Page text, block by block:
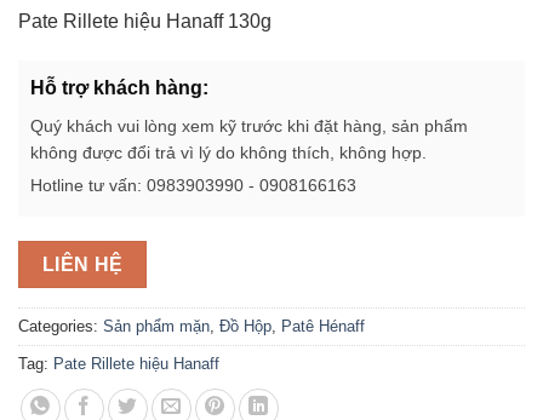
Pate Rillete hiệu Hanaff 130g
Hỗ trợ khách hàng:
Quý khách vui lòng xem kỹ trước khi đặt hàng, sản phẩm
không được đổi trả vì lý do không thích, không hợp.
Hotline tư vấn: 0983903990 - 0908166163
LIÊN HỆ
Categories: Sản phẩm mặn Đồ Hộp Patê Hénaff
Tag: Pate Rillete hiệu Hanaff